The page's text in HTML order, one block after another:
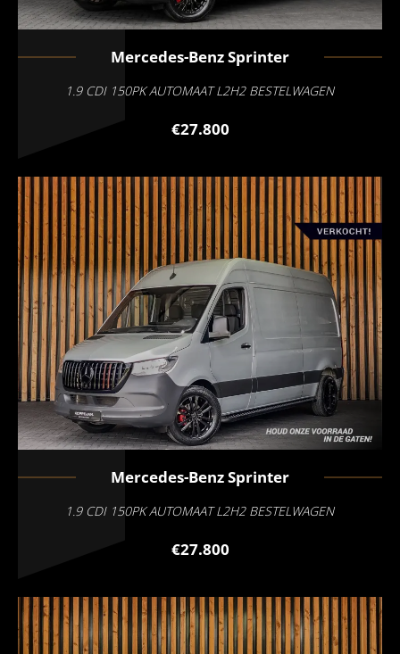
Mercedes-BenzSprinter
1.9 CDI 150PK AUTOMAAT L2H2 BESTELWAGEN
€27.800
Mercedes-BenzSprinter
1.9 CDI 150PK AUTOMAAT L2H2 BESTELWAGEN
€27.800